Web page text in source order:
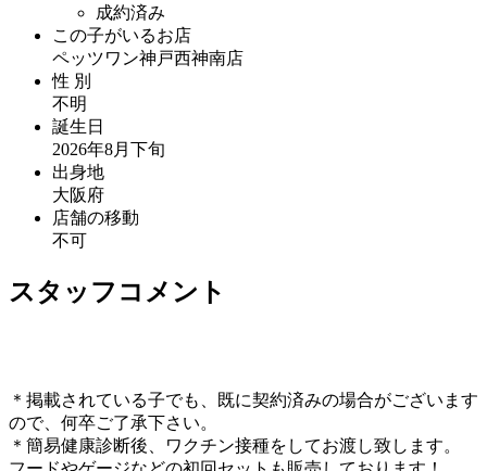
成約済み
この子がいるお店
ペッツワン神戸西神南店
性 別
不明
誕生日
2026年8月下旬
出身地
大阪府
店舗の移動
不可
スタッフコメント
＊掲載されている子でも、既に契約済みの場合がございます
ので、何卒ご了承下さい。
＊簡易健康診断後、ワクチン接種をしてお渡し致します。